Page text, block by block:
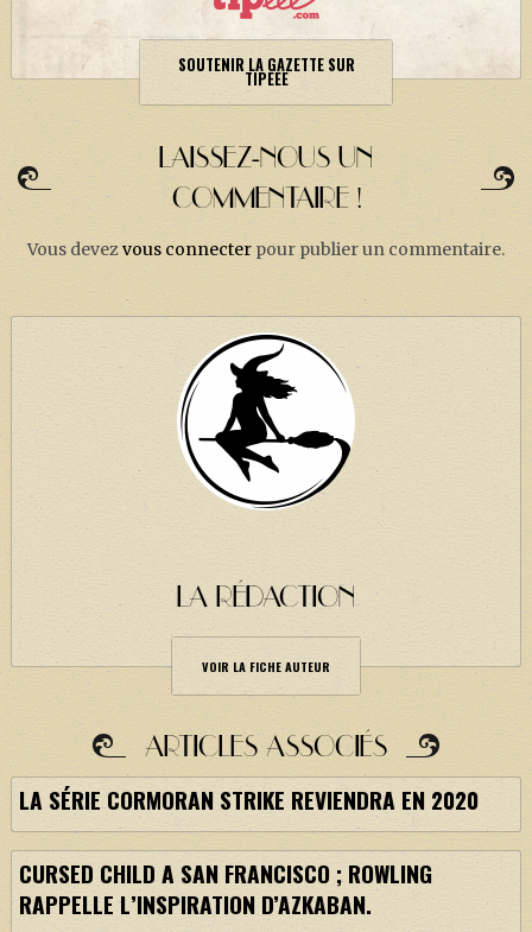
SOUTENIR LA GAZETTE SUR
TIPEEE
LAISSEZ-NOUS UN
COMMENTAIRE !
Vous devezvous connecter pour publier un commentaire.
LA RÉDACTION
VOIR LA FICHE AUTEUR
ARTICLES ASSOCIÉS
LA SÉRIE CORMORAN STRIKE REVIENDRA EN 2020
CURSED CHILD A SAN FRANCISCO ; ROWLING
RAPPELLE L’INSPIRATION D’AZKABAN.